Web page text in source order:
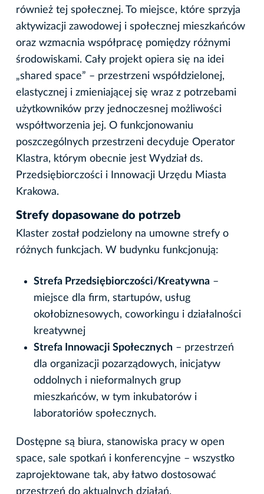
również tej społecznej. To miejsce, które sprzyja
aktywizacji zawodowej i społecznej mieszkańców
oraz wzmacnia współpracę pomiędzy różnymi
środowiskami. Cały projekt opiera się na idei
„shared space” – przestrzeni współdzielonej,
elastycznej i zmieniającej się wraz z potrzebami
użytkowników przy jednoczesnej możliwości
współtworzenia jej. O funkcjonowaniu
poszczególnych przestrzeni decyduje Operator
Klastra, którym obecnie jest Wydział ds.
Przedsiębiorczości i Innowacji Urzędu Miasta
Krakowa.
Strefy dopasowane do potrzeb
Klaster został podzielony na umowne strefy o
różnych funkcjach. W budynku funkcjonują:
Strefa Przedsiębiorczości/Kreatywna –
miejsce dla firm, startupów, usług
okołobiznesowych, coworkingu i działalności
kreatywnej
Strefa Innowacji Społecznych – przestrzeń
dla organizacji pozarządowych, inicjatyw
oddolnych i nieformalnych grup
mieszkańców, w tym inkubatorów i
laboratoriów społecznych.
Dostępne są biura, stanowiska pracy w open
space, sale spotkań i konferencyjne – wszystko
zaprojektowane tak, aby łatwo dostosować
przestrzeń do aktualnych działań.